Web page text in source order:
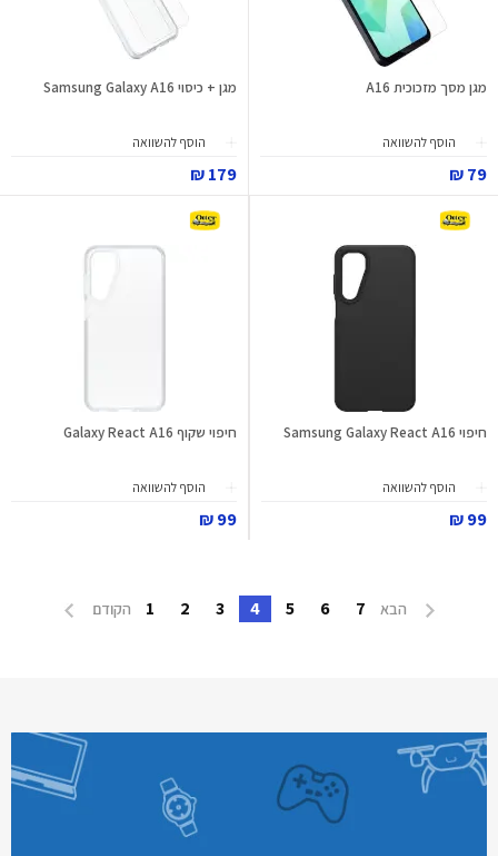
מגן מסך מזכוכית A16
הוסף להשוואה
79 ₪
מגן + כיסוי Samsung Galaxy A16
הוסף להשוואה
179 ₪
חיפוי Samsung Galaxy React A16
הוסף להשוואה
99 ₪
חיפוי שקוף Galaxy React A16
הוסף להשוואה
99 ₪
הבא 7
6
5
4
3
2
1 הקודם